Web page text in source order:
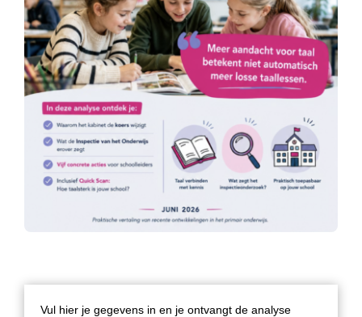
Vul hier je gegevens in en je ontvangt de analyse